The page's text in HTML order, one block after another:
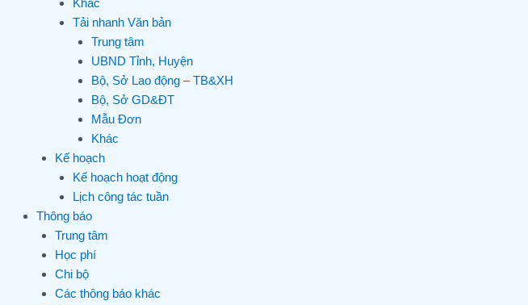
Khác
Tải nhanh Văn bản
Trung tâm
UBND Tỉnh, Huyện
Bộ, Sở Lao động – TB&XH
Bộ, Sở GD&ĐT
Mẫu Đơn
Khác
Kế hoạch
Kế hoạch hoạt động
Lịch công tác tuần
Thông báo
Trung tâm
Học phí
Chi bộ
Các thông báo khác